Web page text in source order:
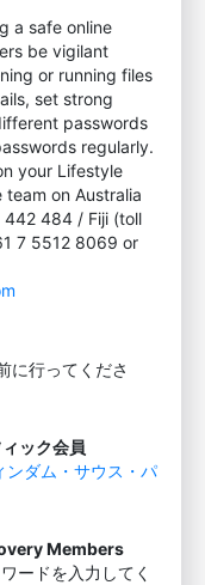
a safe online
be vigilant
or running files
set strong
passwords
regularly.
your Lifestyle
on Australia
484 / Fiji (toll
7 5512 8069 or
に行ってくださ
ック会員
ンダム・サウス・パ
Members
ードを入力してく